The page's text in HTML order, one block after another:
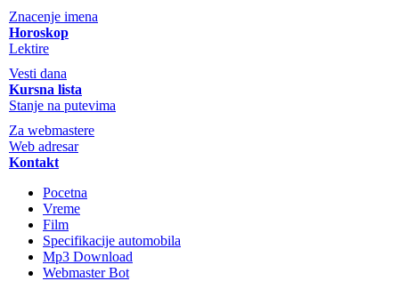
Znacenje imena
Horoskop
Lektire
Vesti dana
Kursna lista
Stanje na putevima
Za webmastere
Web adresar
Kontakt
Pocetna
Vreme
Film
Specifikacije automobila
Mp3 Download
Webmaster Bot